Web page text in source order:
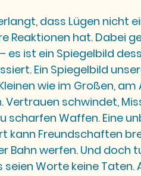
dass Lügen nicht
Reaktionen hat. Dabei
es ist ein Spiegelbild
Ein Spiegelbild
wie im Großen,
Vertrauen schwindet,
scharfen Waffen. Eine
kann Freundschaften
Bahn werfen. Und doch
seien Worte keine